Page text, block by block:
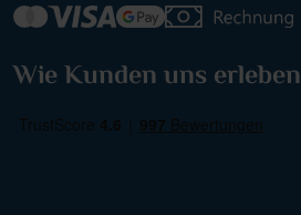
Wie Kunden uns erleben